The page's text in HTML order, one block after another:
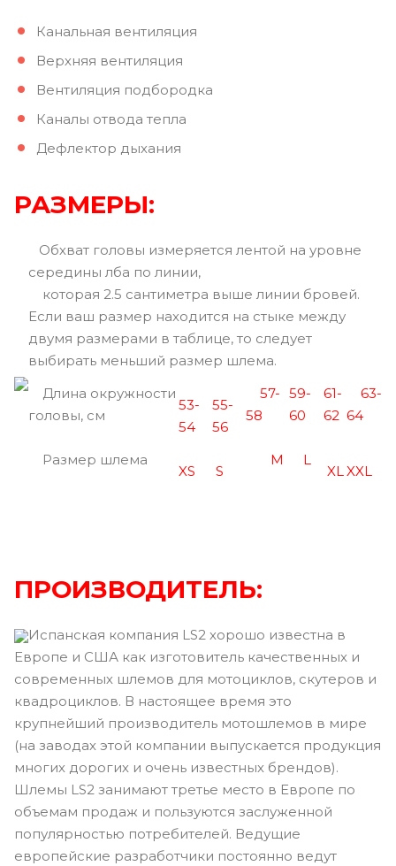
Канальная вентиляция
Верхняя вентиляция
Вентиляция подбородка
Каналы отвода тепла
Дефлектор дыхания
РАЗМЕРЫ:
Обхват головы измеряется лентой на уровне
середины лба по линии,
которая 2.5 сантиметра выше линии бровей.
Если ваш размер находится на стыке между
двумя размерами в таблице, то следует
выбирать меньший размер шлема.
Длина окружности
головы, см
53-
54
55-
56
57-
58
59-
60
61-
62
63-
64
Размер шлема
XS S
M L
XLXXL
ПРОИЗВОДИТЕЛЬ:
Испанская компания LS2 хорошо известна в
Европе и США как изготовитель качественных и
современных шлемов для мотоциклов, скутеров и
квадроциклов. В настоящее время это
крупнейший производитель мотошлемов в мире
(на заводах этой компании выпускается продукция
многих дорогих и очень известных брендов).
Шлемы LS2 занимают третье место в Европе по
объемам продаж и пользуются заслуженной
популярностью потребителей. Ведущие
европейские разработчики постоянно ведут